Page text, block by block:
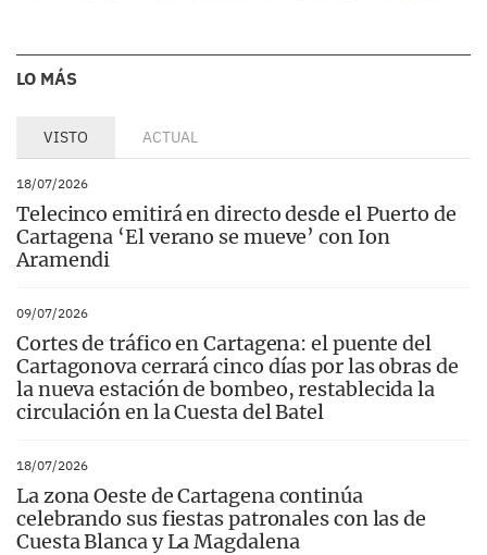
LO MÁS
VISTO ACTUAL
18/07/2026
Telecinco emitirá en directo desde el Puerto de
Cartagena ‘El verano se mueve’ con Ion
Aramendi
09/07/2026
Cortes de tráfico en Cartagena: el puente del
Cartagonova cerrará cinco días por las obras de
la nueva estación de bombeo, restablecida la
circulación en la Cuesta del Batel
18/07/2026
La zona Oeste de Cartagena continúa
celebrando sus fiestas patronales con las de
Cuesta Blanca y La Magdalena